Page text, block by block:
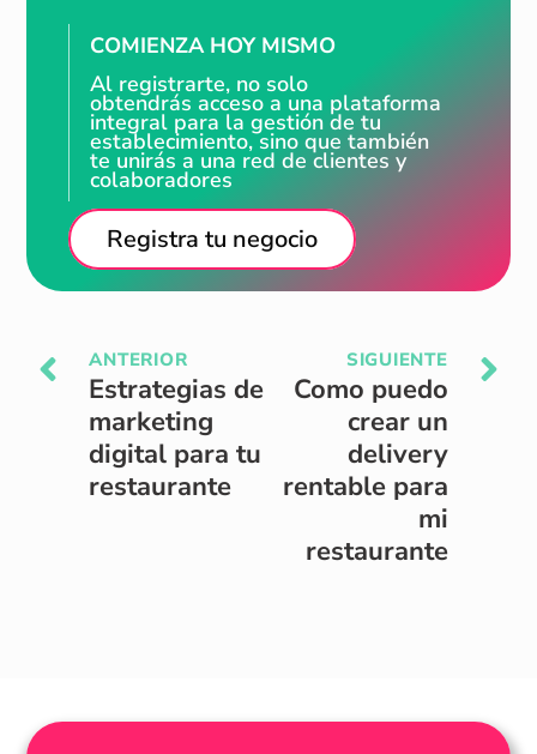
COMIENZA HOY MISMO
Al registrarte, no solo
obtendrás acceso a una plataforma
integral para la gestión de tu
establecimiento, sino que también
te unirás a una red de clientes y
colaboradores
Registra tu negocio
ANTERIOR
Estrategias de
marketing
digital para tu
restaurante
SIGUIENTE
Como puedo
crear un
delivery
rentable para
mi
restaurante